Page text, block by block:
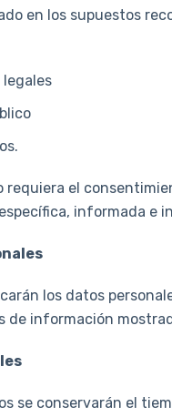
en los supuestos
el
informada e
los datos
de información
se conservarán el